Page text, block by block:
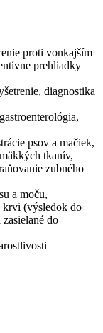
proti vonkajším
prehliadky
diagnostika
psov a mačiek,
tkanív,
zubného
a moču,
krvi (výsledok do
do